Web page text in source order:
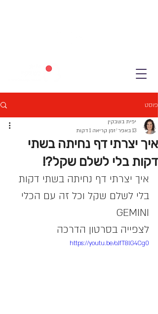
פוסט
איך יצרתי דף נחיתה בשתי
דקות בלי לשלם שקל?!
יפית בשבקין
13 באפר׳
זמן קריאה 1 דקות
איך יצרתי דף נחיתה בשתי דקות
בלי לשלם שקל וכל זה עם הכלי
GEMINI
לצפייה בסרטון הדרכה
https://youtu.be/oJfT8lG4Cg0